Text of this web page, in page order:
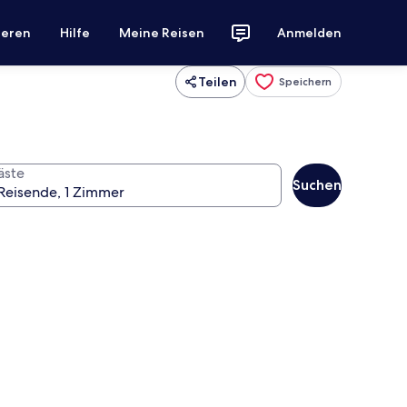
Hilfe Meine Reisen Anmelden
Teilen Speichern
Suchen